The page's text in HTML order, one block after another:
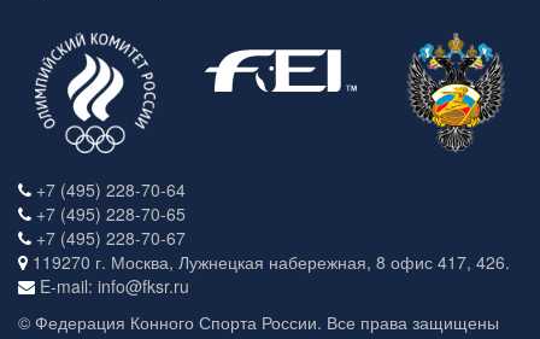
+7 (495) 228-70-64
+7 (495) 228-70-65
+7 (495) 228-70-67
119270 г. Москва, Лужнецкая набережная, 8 офис 417, 426.
E-mail: info@fksr.ru
© Федерация Конного Спорта России. Все права защищены